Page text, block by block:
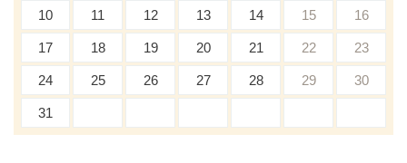
10 11 12 13 14 15 16
17 18 19 20 21 22 23
24 25 26 27 28 29 30
31